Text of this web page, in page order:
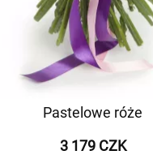
Pastelowe róże
3 179 CZK